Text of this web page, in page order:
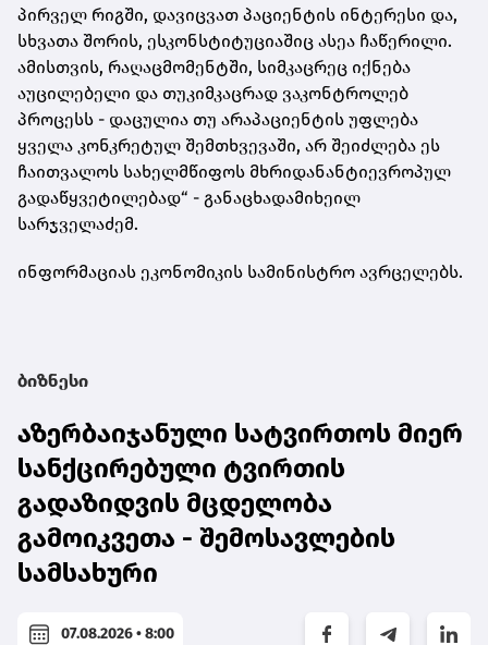
პირველ რიგში, დავიცვათ პაციენტის ინტერესი და,
სხვათა შორის, ესკონსტიტუციაშიც ასეა ჩაწერილი.
ამისთვის, რაღაცმომენტში, სიმკაცრეც იქნება
აუცილებელი და თუკიმკაცრად ვაკონტროლებ
პროცესს - დაცულია თუ არაპაციენტის უფლება
ყველა კონკრეტულ შემთხვევაში, არ შეიძლება ეს
ჩაითვალოს სახელმწიფოს მხრიდანანტიევროპულ
გადაწყვეტილებად“ - განაცხადამიხეილ
სარჯველაძემ.
ინფორმაციას ეკონომიკის სამინისტრო ავრცელებს.
ბიზნესი
აზერბაიჯანული სატვირთოს მიერ
სანქცირებული ტვირთის
გადაზიდვის მცდელობა
გამოიკვეთა - შემოსავლების
სამსახური
07.08.2026 • 8:00